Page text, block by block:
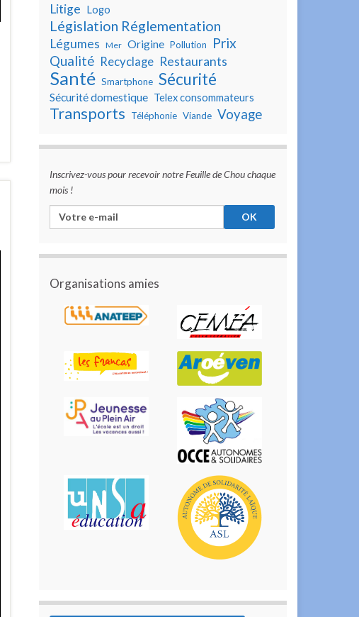
Litige Logo
Législation Réglementation
Légumes Mer Origine Pollution Prix
Qualité Recyclage Restaurants
Santé Smartphone Sécurité
Sécurité domestique Telex consommateurs
Transports Téléphonie Viande Voyage
Inscrivez-vous pour recevoir notre Feuille de Chou chaque
mois !
Organisations amies